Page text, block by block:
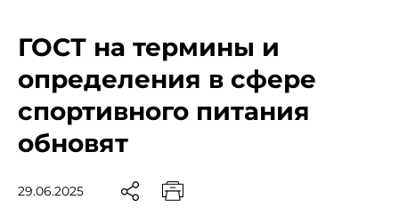
ГОСТ на термины и
определения в сфере
спортивного питания
обновят
29.06.2025